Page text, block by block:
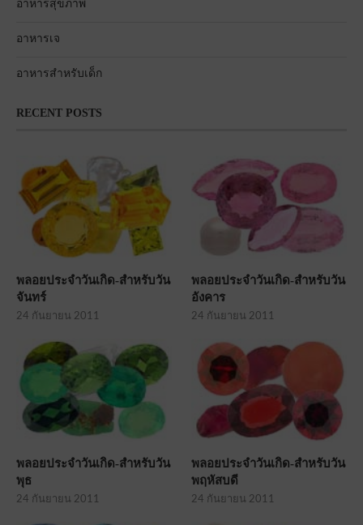
อาหารสุขภาพ
อาหารเจ
อาหารสำหรับเด็ก
RECENT POSTS
พลอยประจำวันเกิด-สำหรับวัน
จันทร์
24 กันยายน 2011
พลอยประจำวันเกิด-สำหรับวัน
อังคาร
24 กันยายน 2011
พลอยประจำวันเกิด-สำหรับวัน
พุธ
24 กันยายน 2011
พลอยประจำวันเกิด-สำหรับวัน
พฤหัสบดี
24 กันยายน 2011